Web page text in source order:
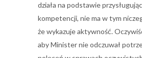
działa na podstawie
kompetencji, nie ma w tym
że wykazuje aktywność.
aby Minister nie odczuwał